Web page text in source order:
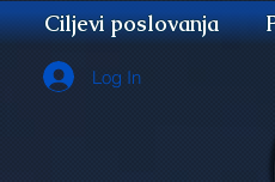
Ciljevi poslovanja
Log In